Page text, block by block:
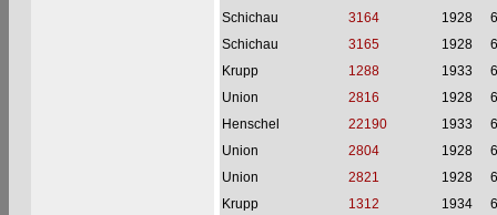
Schichau
3164 1928
Schichau
3165 1928
Krupp
1288 1933
Union
2816 1928
Henschel
22190 1933
Union
2804 1928
Union
2821 1928
Krupp
1312 1934